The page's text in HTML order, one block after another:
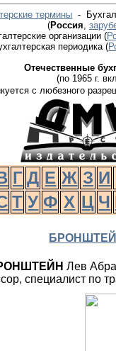
термины -
(Россия
организации (
периодика(
Отечественные
(по 1965 г.
с любезного
Г Д Е Ж З И
Т У Ф Х Ц Ч
Лев
специалист по